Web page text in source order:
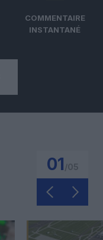
COMMENTAIRE
INSTANTANÉ
01